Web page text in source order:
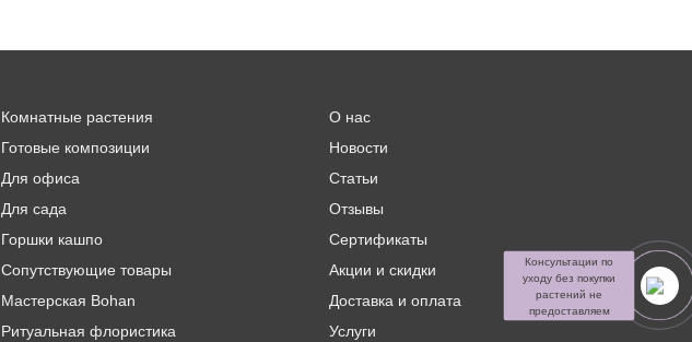
Комнатные растения
Готовые композиции
Для офиса
Для сада
Горшки кашпо
Сопутствующие товары
Мастерская Bohan
Ритуальная флористика
О нас
Новости
Статьи
Отзывы
Сертификаты
Акции и скидки
Доставка и оплата
Услуги
Консультации по
уходу без покупки
растений не
предоставляем